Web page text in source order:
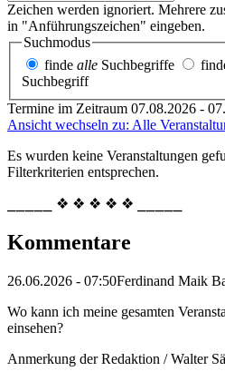
Zeichen werden ignoriert. Mehrere
in "Anführungszeichen" eingeben.
Suchmodus
finde alle Suchbegriffe
Suchbegriff
Termine im Zeitraum 07.08.2026 -
Ansicht wechseln zu: Alle
Es wurden keine Veranstaltungen
Filterkriterien entsprechen.
⎯⎯⎯⎯⎯ ❖ ❖ ❖ ❖ ❖ ⎯⎯⎯⎯⎯
Kommentare
26.06.2026 - 07:50Ferdinand Maik
Wo kann ich meine gesamten
einsehen?
Anmerkung der Redaktion /Walter